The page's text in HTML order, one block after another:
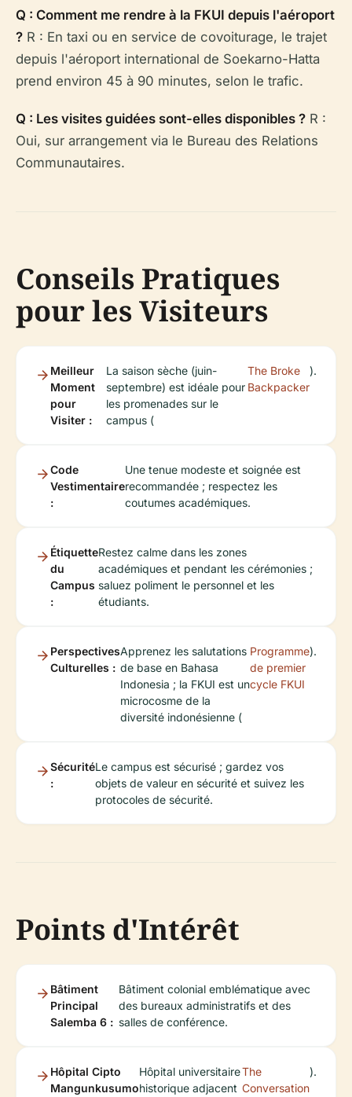
Q : Comment me rendre à la FKUI depuis l'aéroport
? R : En taxi ou en service de covoiturage, le trajet
depuis l'aéroport international de Soekarno-Hatta
prend environ 45 à 90 minutes, selon le trafic.
Q : Les visites guidées sont-elles disponibles ? R :
Oui, sur arrangement via le Bureau des Relations
Communautaires.
Conseils Pratiques
pour les Visiteurs
Meilleur
Moment
pour
Visiter :
La saison sèche (juin-
septembre) est idéale pour
les promenades sur le
campus (
The Broke
Backpacker
).
Code
Vestimentaire
:
Une tenue modeste et soignée est
recommandée ; respectez les
coutumes académiques.
Étiquette
du
Campus
:
Restez calme dans les zones
académiques et pendant les cérémonies ;
saluez poliment le personnel et les
étudiants.
Perspectives
Culturelles :
Apprenez les salutations
de base en Bahasa
Indonesia ; la FKUI est un
microcosme de la
diversité indonésienne (
Programme
de premier
cycle FKUI
).
Sécurité
:
Le campus est sécurisé ; gardez vos
objets de valeur en sécurité et suivez les
protocoles de sécurité.
Points d'Intérêt
Bâtiment
Principal
Salemba 6 :
Bâtiment colonial emblématique avec
des bureaux administratifs et des
salles de conférence.
Hôpital Cipto
Mangunkusumo
Hôpital universitaire
historique adjacent
The
Conversation
).